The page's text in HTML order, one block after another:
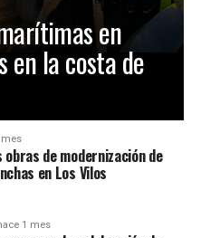
en
en la costa de
mes
obras de modernización de
en Los Vilos
1 mes